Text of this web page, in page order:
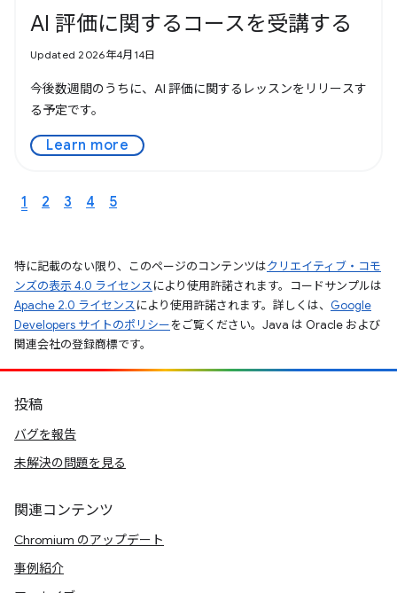
AI 評価に関するコースを受講する
Updated 2026年4月14日
今後数週間のうちに、AI 評価に関するレッスンをリリースす
る予定です。
Learn more
1 2 3 4 5
特に記載のない限り、このページのコンテンツはクリエイティブ・コモ
ンズの表示 4.0 ライセンスにより使用許諾されます。コードサンプルは
Apache 2.0 ライセンスにより使用許諾されます。詳しくは、 Google
Developers サイトのポリシーをご覧ください。Java は Oracle および
関連会社の登録商標です。
投稿
バグを報告
未解決の問題を見る
関連コンテンツ
Chromium のアップデート
事例紹介